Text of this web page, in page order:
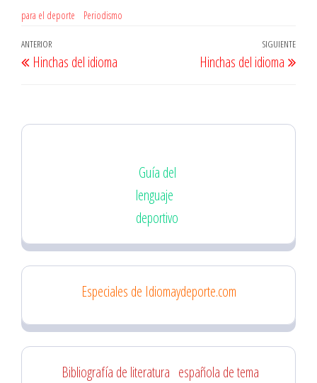
para el deporte
Periodismo
Navegación
de
Entrada
anterior
ANTERIOR
Hinchas del idioma
SIGUIENTE
Hinchas del idioma
Guía del
lenguaje
deportivo
Especiales de Idiomaydeporte.com
Bibliografía de literatura española de tema